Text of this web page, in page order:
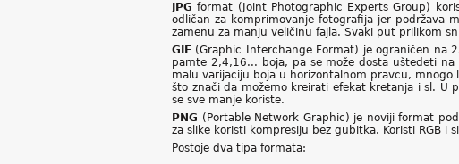
JPG format (Joint Photographic Experts Group)
odličan za komprimovanje fotografija jer podržava
zamenu za manju veličinu fajla. Svaki put prilikom
GIF (Graphic Interchange Format) je ograničen na
pamte 2,4,16... boja, pa se može dosta uštedeti
malu varijaciju boja u horizontalnom pravcu,
što znači da možemo kreirati efekat kretanja i sl. U
se sve manje koriste.
PNG (Portable Network Graphic) je noviji format
za slike koristi kompresiju bez gubitka. Koristi RGB i
Postoje dva tipa formata: